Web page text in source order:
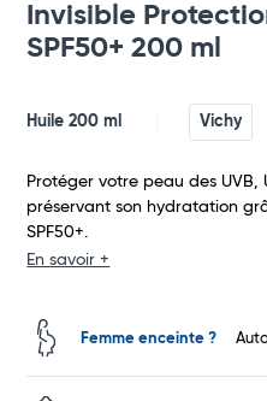
Invisible
SPF50+ 200 ml
Huile 200 ml Vichy
Protéger votre peau des
préservant son hydratation
SPF50+.
En savoir +
Femme enceinte ?